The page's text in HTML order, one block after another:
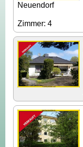
Neuendorf
Zimmer: 4